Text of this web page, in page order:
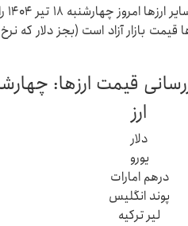
بازار آزاد است (بجز دلار که
قیمت ارزها: چهارشنبه ۱۸ تیر -
ارز
دلار
یورو
درهم امارات
پوند انگلیس
لیر ترکیه